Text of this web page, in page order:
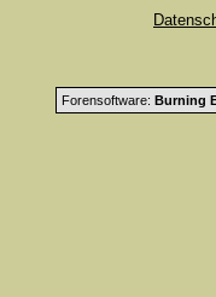
Forensoftware: Burning